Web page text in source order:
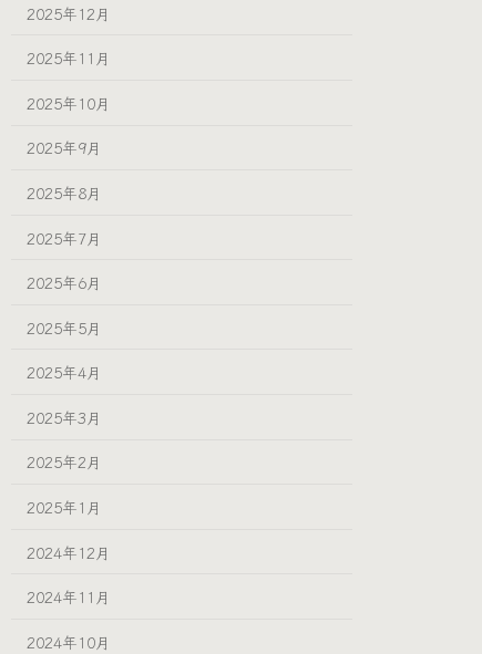
2025年12月
2025年11月
2025年10月
2025年9月
2025年8月
2025年7月
2025年6月
2025年5月
2025年4月
2025年3月
2025年2月
2025年1月
2024年12月
2024年11月
2024年10月